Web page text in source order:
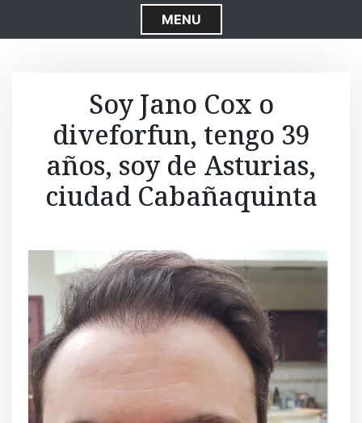
S
k
o
o
n
e
MENU
Soy Jano Cox o
diveforfun, tengo 39
años, soy de Asturias,
ciudad Cabañaquinta